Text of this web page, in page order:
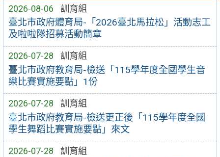
2026-08-06 訓育組
臺北市政府體育局-「2026臺北馬拉松」活動志工
及啦啦隊招募活動簡章
2026-07-28 訓育組
臺北市政府教育局-檢送「115學年度全國學生音
樂比賽實施要點」1份
2026-07-28 訓育組
臺北市政府教育局-檢送更正後「115學年度全國
學生舞蹈比賽實施要點」來文
2026-07-28 訓育組